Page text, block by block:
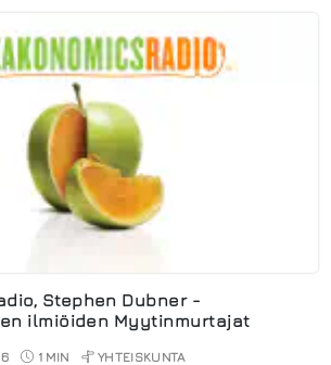
Stephen Dubner -
ilmiöiden Myytinmurtajat
1 MIN YHTEISKUNTA